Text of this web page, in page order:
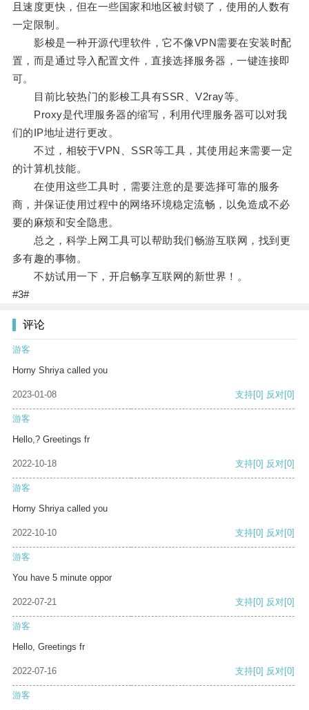
且速度更快，但在一些国家和地区被封锁了，使用的人数有
一定限制。
影梭是一种开源代理软件，它不像VPN需要在安装时配
置，而是通过导入配置文件，直接选择服务器，一键连接即
可。
目前比较热门的影梭工具有SSR、V2ray等。
Proxy是代理服务器的缩写，利用代理服务器可以对我
们的IP地址进行更改。
不过，相较于VPN、SSR等工具，其使用起来需要一定
的计算机技能。
在使用这些工具时，需要注意的是要选择可靠的服务
商，并保证使用过程中的网络环境稳定流畅，以免造成不必
要的麻烦和安全隐患。
总之，科学上网工具可以帮助我们畅游互联网，找到更
多有趣的事物。
不妨试用一下，开启畅享互联网的新世界！。
#3#
评论
游客
Horny Shriya called you
2023-01-08 支持[0] 反对[0]
游客
Hello,? Greetings fr
2022-10-18 支持[0] 反对[0]
游客
Horny Shriya called you
2022-10-10 支持[0] 反对[0]
游客
You have 5 minute oppor
2022-07-21 支持[0] 反对[0]
游客
Hello, Greetings fr
2022-07-16 支持[0] 反对[0]
游客